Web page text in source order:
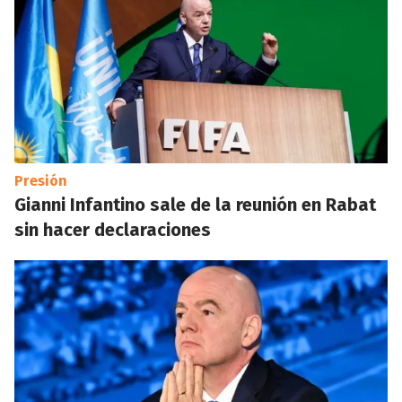
Presión
Gianni Infantino sale de la reunión en Rabat
sin hacer declaraciones